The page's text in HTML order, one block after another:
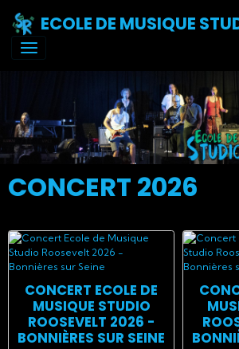
ECOLE DE MUSIQUE
CONCERT 2026
CONCERT ECOLE DE
MUSIQUE STUDIO
ROOSEVELT 2026 -
BONNIÈRES SUR SEINE